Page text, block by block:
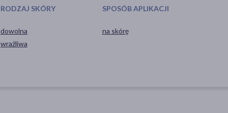
RODZAJ SKÓRY
dowolna
wrażliwa
SPOSÓB APLIKACJI
na skórę